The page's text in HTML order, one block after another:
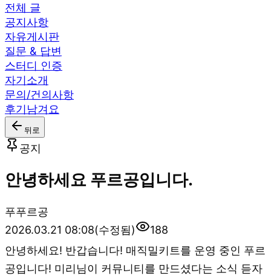
전체 글
공지사항
자유게시판
질문 & 답변
스터디 인증
자기소개
문의/건의사항
후기남겨요
뒤로
공지
안녕하세요 푸르공입니다.
푸푸르공
2026.03.21 08:08(수정됨)
188
안녕하세요! 반갑습니다! 매직밀키트를 운영 중인 푸르
공입니다! 미리님이 커뮤니티를 만드셨다는 소식 듣자